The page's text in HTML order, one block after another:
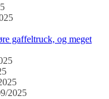
gaffeltruck, og meget
2025